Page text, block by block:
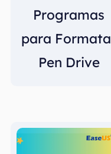
Programas
para
Pen Drive